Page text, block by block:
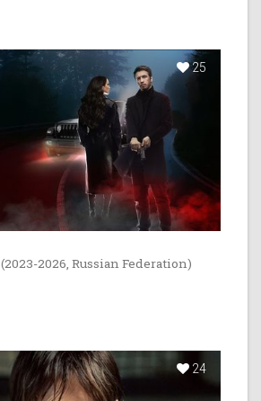
25
(2023-2026, Russian Federation)
24